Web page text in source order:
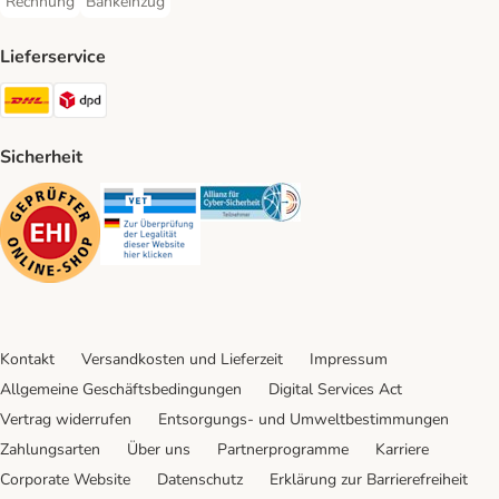
Rechnung Payment Method
Bankeinzug Payment Method
Lieferservice
DHL Shipping Method
Sicherheit
Security Security Security
Kontakt Versandkosten und Lieferzeit
Impressum
Allgemeine Geschäftsbedingungen
Digital Services Act
Vertrag widerrufen
Entsorgungs- und Umweltbestimmungen
Zahlungsarten
Über uns Partnerprogramme
Karriere
Corporate Website
Datenschutz Erklärung zur Barrierefreiheit